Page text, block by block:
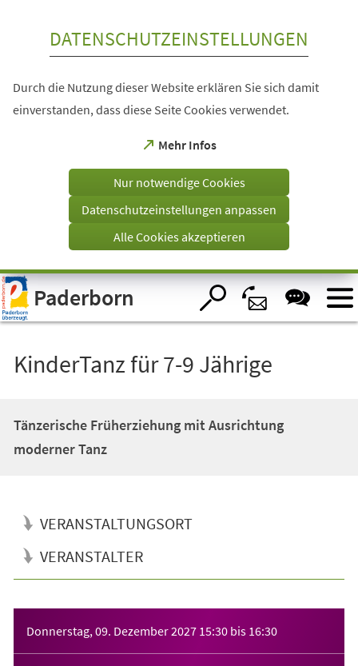
Visuelle
Assistenzsoftware
öffnen.
DATENSCHUTZEINSTELLUNGEN
Durch die Nutzung dieser Website erklären Sie sich damit
einverstanden, dass diese Seite Cookies verwendet.
Mehr Infos
(Öffnet
einem
Tab)
Nur notwendige Cookies
Datenschutzeinstellungen anpassen
Alle Cookies akzeptieren
Paderborn
KinderTanz für 7-9 Jährige
Tänzerische Früherziehung mit Ausrichtung
moderner Tanz
VERANSTALTUNGSORT
VERANSTALTER
Donnerstag, 09. Dezember 2027 15:30 bis 16:30